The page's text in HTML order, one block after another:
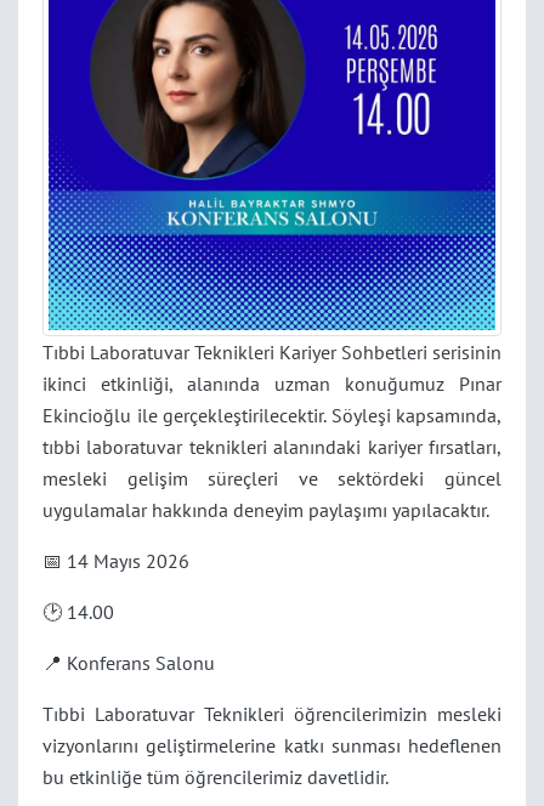
Tıbbi Laboratuvar Teknikleri Kariyer Sohbetleri serisinin
ikinci etkinliği, alanında uzman konuğumuz Pınar
Ekincioğlu ile gerçekleştirilecektir. Söyleşi kapsamında,
tıbbi laboratuvar teknikleri alanındaki kariyer fırsatları,
mesleki gelişim süreçleri ve sektördeki güncel
uygulamalar hakkında deneyim paylaşımı yapılacaktır.
📅 14 Mayıs 2026
🕑 14.00
📍 Konferans Salonu
Tıbbi Laboratuvar Teknikleri öğrencilerimizin mesleki
vizyonlarını geliştirmelerine katkı sunması hedeflenen
bu etkinliğe tüm öğrencilerimiz davetlidir.